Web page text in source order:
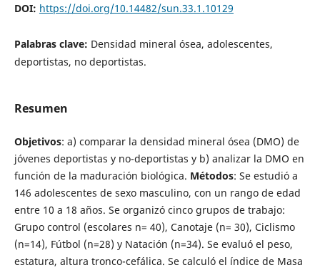
DOI: https://doi.org/10.14482/sun.33.1.10129
Palabras clave: Densidad mineral ósea, adolescentes,
deportistas, no deportistas.
Resumen
Objetivos: a) comparar la densidad mineral ósea (DMO) de
jóvenes deportistas y no-deportistas y b) analizar la DMO en
función de la maduración biológica. Métodos: Se estudió a
146 adolescentes de sexo masculino, con un rango de edad
entre 10 a 18 años. Se organizó cinco grupos de trabajo:
Grupo control (escolares n= 40), Canotaje (n= 30), Ciclismo
(n=14), Fútbol (n=28) y Natación (n=34). Se evaluó el peso,
estatura, altura tronco-cefálica. Se calculó el índice de Masa